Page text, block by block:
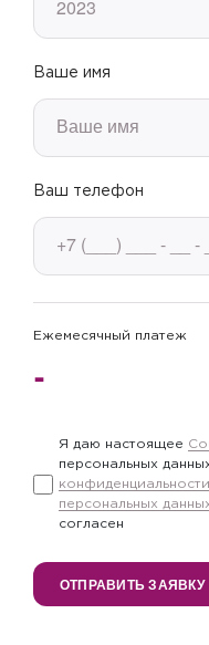
Ваше имя
Ваш телефон
Ежемесячный платеж
Я даю настоящее
персональных
конфиденциальности
персональных
согласен
ОТПРАВИТЬ ЗАЯВКУ